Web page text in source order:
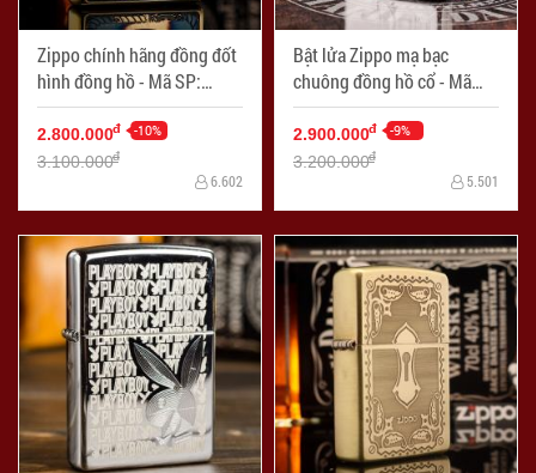
Zippo chính hãng đồng đốt
hình đồng hồ - Mã SP:
ZPC1925
2.800.000đ -10%
3.100.000đ
6.602
Bật lửa Zippo mạ bạc
chuông đồng hồ cổ - Mã
SP: ZPC1921
2.900.000đ -9%
3.200.000đ
5.501